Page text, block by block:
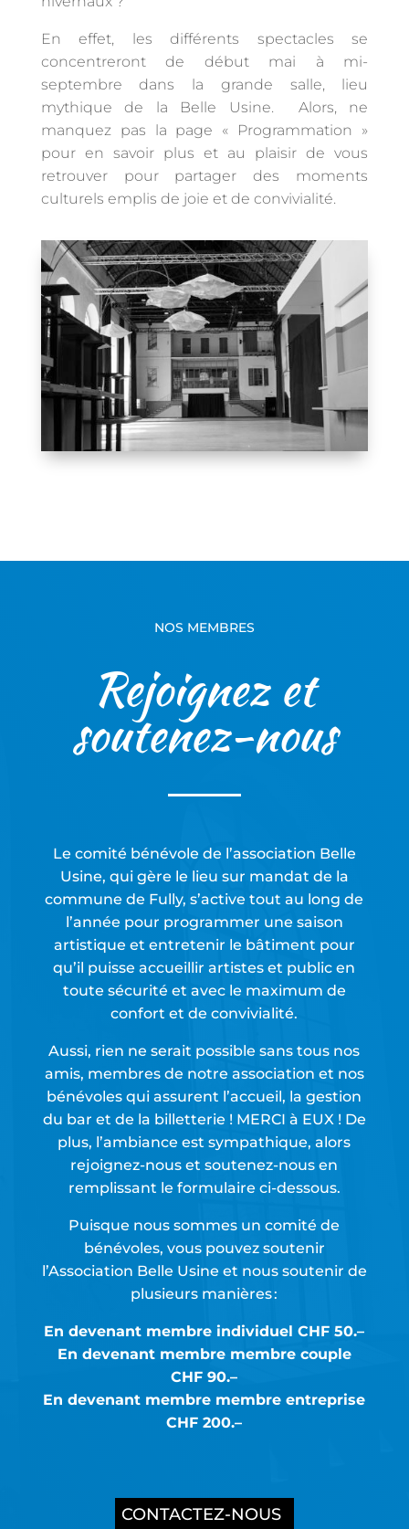
En effet, les différents spectacles se
concentreront de début mai à mi-
septembre dans la grande salle, lieu
mythique de la Belle Usine. Alors, ne
manquez pas la page « Programmation »
pour en savoir plus et au plaisir de vous
retrouver pour partager des moments
culturels emplis de joie et de convivialité.
NOS MEMBRES
Rejoignez et
soutenez-nous
Le comité bénévole de l’association Belle
Usine, qui gère le lieu sur mandat de la
commune de Fully, s’active tout au long de
l’année pour programmer une saison
artistique et entretenir le bâtiment pour
qu’il puisse accueillir artistes et public en
toute sécurité et avec le maximum de
confort et de convivialité.
Aussi, rien ne serait possible sans tous nos
amis, membres de notre association et nos
bénévoles qui assurent l’accueil, la gestion
du bar et de la billetterie ! MERCI à EUX ! De
plus, l’ambiance est sympathique, alors
rejoignez-nous et soutenez-nous en
remplissant le formulaire ci-dessous.
Puisque nous sommes un comité de
bénévoles, vous pouvez soutenir
l’Association Belle Usine et nous soutenir de
plusieurs manières :
En devenant membre individuel CHF 50.–
En devenant membre membre couple
CHF 90.–
En devenant membre membre entreprise
CHF 200.–
CONTACTEZ-NOUS